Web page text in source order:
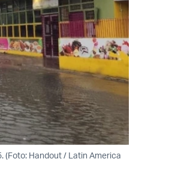
(Foto: Handout / Latin America